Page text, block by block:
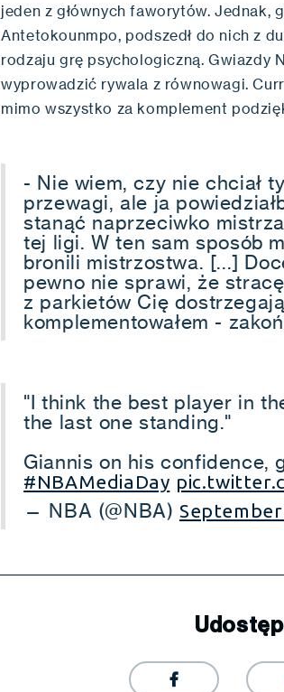
jeden z głównych faworytów. Jednak,
Antetokounmpo, podszedł do nich z
rodzaju grę psychologiczną. Gwiazdy
wyprowadzić rywala z równowagi.
mimo wszystko za komplement
- Nie wiem, czy nie chciał
przewagi, ale ja
stanąć naprzeciwko
tej ligi. W ten sam sposób
bronili mistrzostwa. [...]
pewno nie sprawi, że
z parkietów Cię
komplementowałem -
"I think the best player in
the last one standing."
Giannis on his confidence,
#NBAMediaDay
— NBA (@NBA)
